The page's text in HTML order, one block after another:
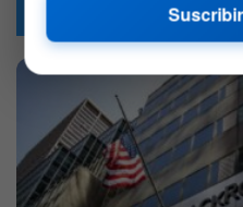
Relacionados